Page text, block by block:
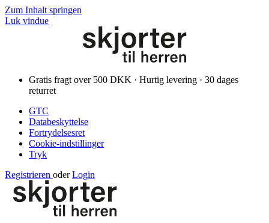
Zum Inhalt springen
Luk vindue
Gratis fragt over 500 DKK · Hurtig levering · 30 dages
returret
GTC
Databeskyttelse
Fortrydelsesret
Cookie-indstillinger
Tryk
Registrieren oder Login